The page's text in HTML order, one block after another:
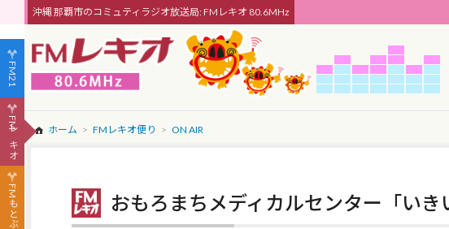
沖縄 那覇市のコミュティラジオ放送局: FMレキオ 80.6MHz
ホーム FMレキオ便り ON AIR
おもろまちメディカルセンター「い
FM21
FMレキオ
FMもとぶ